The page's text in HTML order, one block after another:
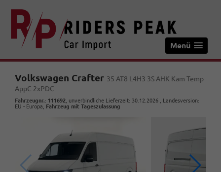
Menü
Volkswagen Crafter 35 AT8 L4H3 3S AHK Kam Temp
AppC 2xPDC
Fahrzeugnr.: 111692 , unverbindliche Lieferzeit: 30.12.2026 , Landesversion:
EU - Europa, Fahrzeug mit Tageszulassung